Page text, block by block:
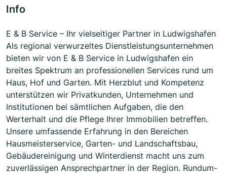
Info
E & B Service – Ihr vielseitiger Partner in Ludwigshafen
Als regional verwurzeltes Dienstleistungsunternehmen
bieten wir von E & B Service in Ludwigshafen ein
breites Spektrum an professionellen Services rund um
Haus, Hof und Garten. Mit Herzblut und Kompetenz
unterstützen wir Privatkunden, Unternehmen und
Institutionen bei sämtlichen Aufgaben, die den
Werterhalt und die Pflege Ihrer Immobilien betreffen.
Unsere umfassende Erfahrung in den Bereichen
Hausmeisterservice, Garten- und Landschaftsbau,
Gebäudereinigung und Winterdienst macht uns zum
zuverlässigen Ansprechpartner in der Region. Rundum-